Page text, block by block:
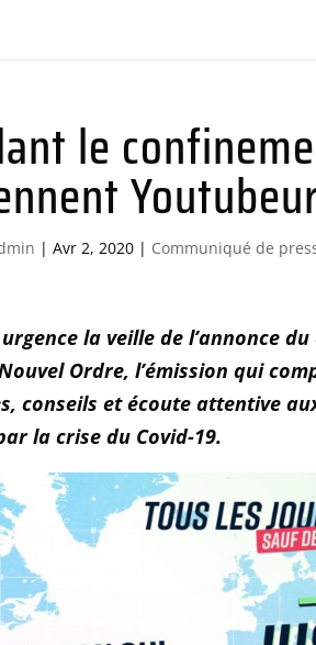
le
|Avr 2, 2020 | Communiqué de
urgence la veille de l’annonce
Nouvel Ordre, l’émission qui
conseils et écoute attentive
la crise du Covid-19.